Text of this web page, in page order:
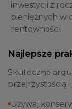
inwestycji z
pieniężnych w
rentowności.
Najlepsze
Skuteczne
przejrzystością
Używaj